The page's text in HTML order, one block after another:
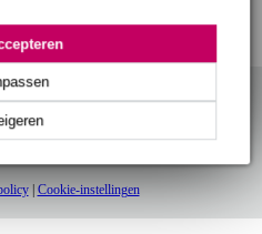
besteld,
in huis (mits
30 dagen 'niet goed
BLOG
| Cookie-instellingen